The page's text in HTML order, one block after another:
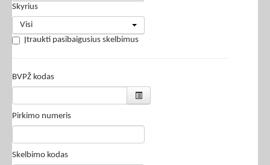
Skyrius
Visi
Įtraukti pasibaigusius skelbimus
BVPŽ kodas
Pirkimo numeris
Skelbimo kodas